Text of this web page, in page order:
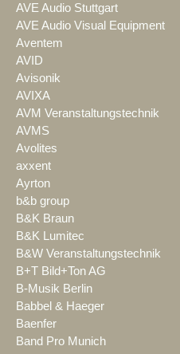
AVE Audio Stuttgart
AVE Audio Visual Equipment
Aventem
AVID
Avisonik
AVIXA
AVM Veranstaltungstechnik
AVMS
Avolites
axxent
Ayrton
b&b group
B&K Braun
B&K Lumitec
B&W Veranstaltungstechnik
B+T Bild+Ton AG
B-Musik Berlin
Babbel & Haeger
Baenfer
Band Pro Munich